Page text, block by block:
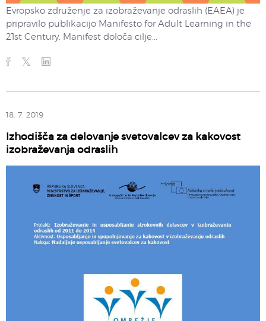
Evropsko združenje za izobraževanje odraslih (EAEA) je
pripravilo publikacijo Manifesto for Adult Learning in the
21st Century. Manifest določa cilje...
18. 7. 2019
Izhodišča za delovanje svetovalcev za kakovost
izobraževanja odraslih